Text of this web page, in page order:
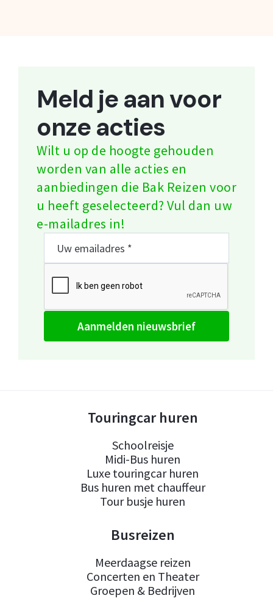
Meld je aan voor
onze acties
Wilt u op de hoogte gehouden
worden van alle acties en
aanbiedingen die Bak Reizen voor
u heeft geselecteerd? Vul dan uw
e-mailadres in!
aanmelden nieuwsbrief
Touringcar huren
Schoolreisje
Midi-Bus huren
Luxe touringcar huren
Bus huren met chauffeur
Tour busje huren
Busreizen
Meerdaagse reizen
Concerten en Theater
Groepen & Bedrijven